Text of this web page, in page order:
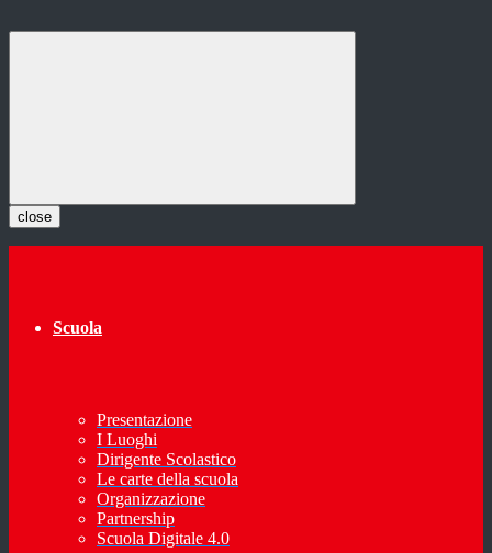
close
Scuola
Presentazione
I Luoghi
Dirigente Scolastico
Le carte della scuola
Organizzazione
Partnership
Scuola Digitale 4.0